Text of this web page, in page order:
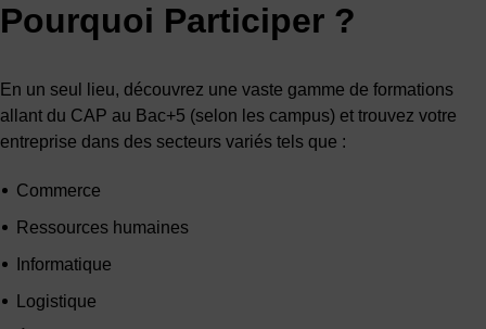
Pourquoi Participer ?
En un seul lieu, découvrez une vaste gamme de formations
allant du CAP au Bac+5 (selon les campus) et trouvez votre
entreprise dans des secteurs variés tels que :
Commerce
Ressources humaines
Informatique
Logistique